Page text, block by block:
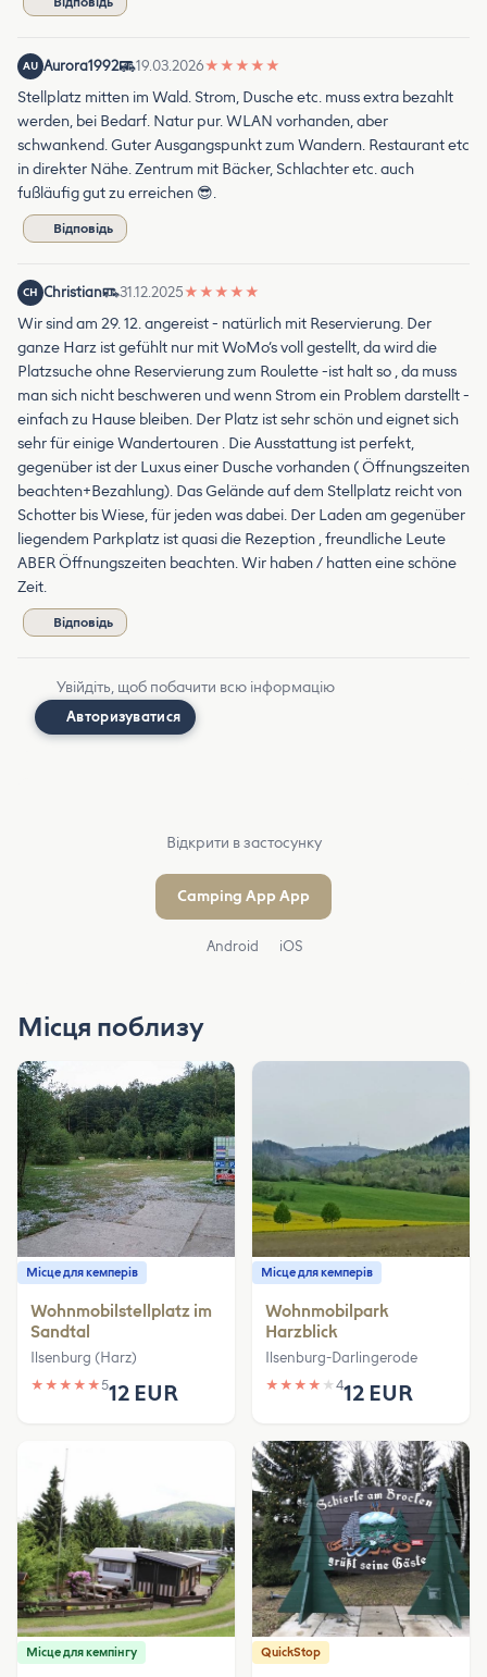
AU Aurora1992 19.03.2026★ ★ ★ ★ ★
Stellplatz mitten im Wald. Strom, Dusche etc. muss extra bezahlt
werden, bei Bedarf. Natur pur. WLAN vorhanden, aber
schwankend. Guter Ausgangspunkt zum Wandern. Restaurant etc
in direkter Nähe. Zentrum mit Bäcker, Schlachter etc. auch
fußläufig gut zu erreichen 😎.
Відповідь
CH Christian 31.12.2025★ ★ ★ ★ ★
Wir sind am 29. 12. angereist - natürlich mit Reservierung. Der
ganze Harz ist gefühlt nur mit WoMo‘s voll gestellt, da wird die
Platzsuche ohne Reservierung zum Roulette -ist halt so , da muss
man sich nicht beschweren und wenn Strom ein Problem darstellt -
einfach zu Hause bleiben. Der Platz ist sehr schön und eignet sich
sehr für einige Wandertouren . Die Ausstattung ist perfekt,
gegenüber ist der Luxus einer Dusche vorhanden ( Öffnungszeiten
beachten+Bezahlung). Das Gelände auf dem Stellplatz reicht von
Schotter bis Wiese, für jeden was dabei. Der Laden am gegenüber
liegendem Parkplatz ist quasi die Rezeption , freundliche Leute
ABER Öffnungszeiten beachten. Wir haben / hatten eine schöne
Zeit.
Відповідь
Увійдіть, щоб побачити всю інформацію
Авторизуватися
Відкрити в застосунку
Camping App App
Android iOS
Місця поблизу
Місце для кемперів
Wohnmobilstellplatz im
Sandtal
Ilsenburg (Harz)
★ ★ ★ ★ ★512 EUR
Місце для кемперів
Wohnmobilpark
Harzblick
Ilsenburg-Darlingerode
★ ★ ★ ★ ★ 412 EUR
Місце для кемпінгу QuickStop